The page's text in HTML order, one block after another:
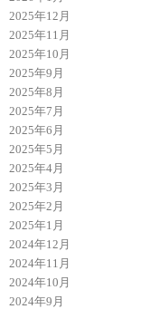
2025年12月
2025年11月
2025年10月
2025年9月
2025年8月
2025年7月
2025年6月
2025年5月
2025年4月
2025年3月
2025年2月
2025年1月
2024年12月
2024年11月
2024年10月
2024年9月